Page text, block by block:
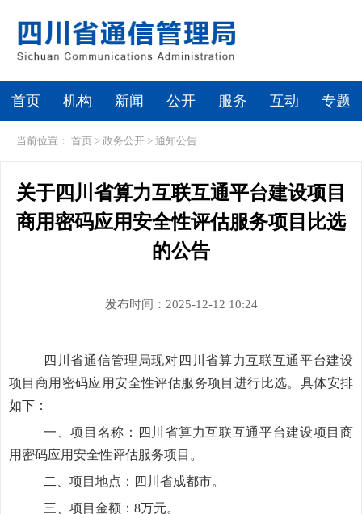
首页 机构 新闻 公开 服务 互动 专题
当前位置： 首页 > 政务公开 > 通知公告
关于四川省算力互联互通平台建设项目
商用密码应用安全性评估服务项目比选
的公告
发布时间：2025-12-12 10:24
四川省通信管理局现对四川省算力互联互通平台建设
项目商用密码应用安全性评估服务项目进行比选。具体安排
如下：
一、项目名称：四川省算力互联互通平台建设项目商
用密码应用安全性评估服务项目 。
二、项目地点：四川省成都市。
三、项目金额： 8万元。